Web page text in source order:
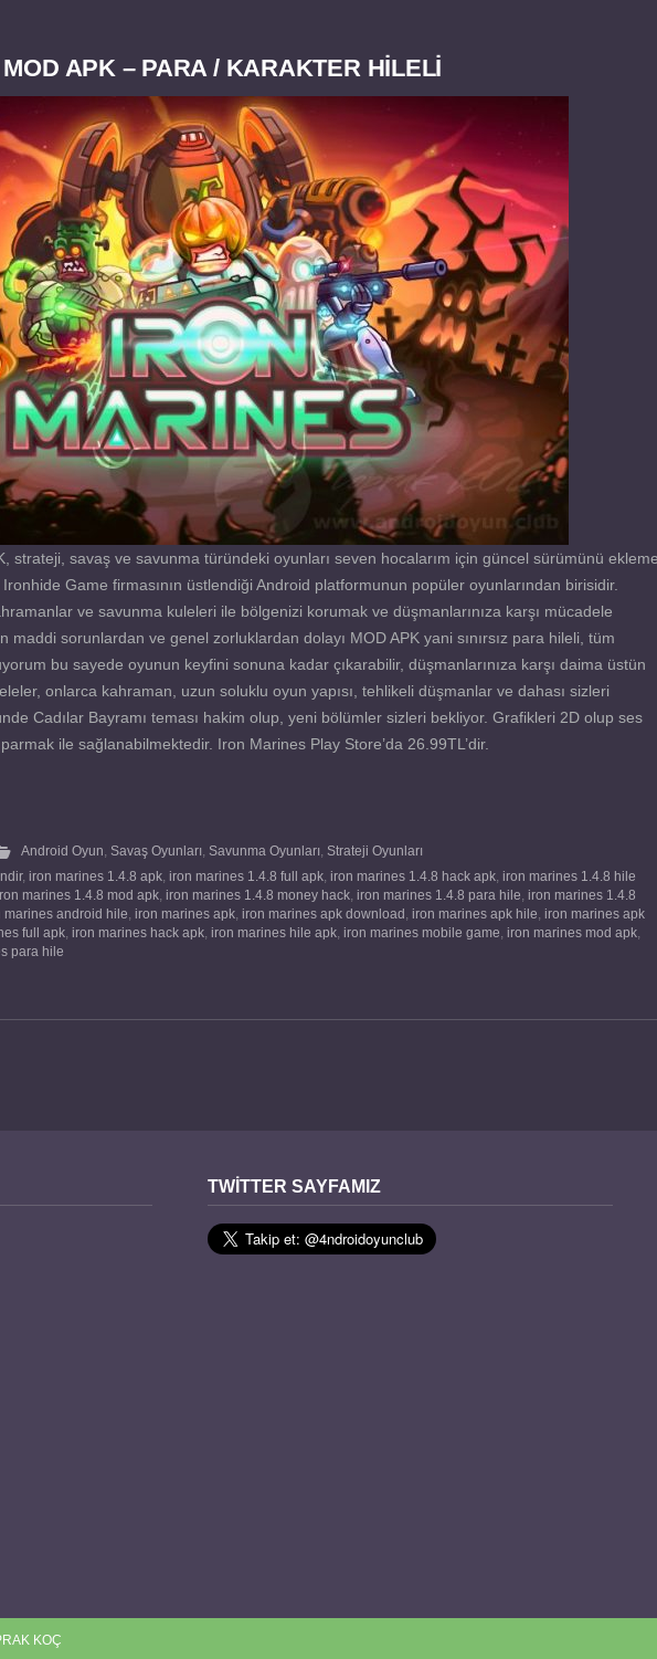
APK – PARA / KARAKTER HİLELİ
strateji, savaş ve savunma türündeki oyunları seven hocalarım için güncel sürümünü
Ironhide Game firmasının üstlendiği Android platformunun popüler oyunlarından birisidir.
ve savunma kuleleri ile bölgenizi korumak ve düşmanlarınıza karşı mücadele
sorunlardan ve genel zorluklardan dolayı MOD APK yani sınırsız para hileli, tüm
bu sayede oyunun keyfini sonuna kadar çıkarabilir, düşmanlarınıza karşı daima üstün
onlarca kahraman, uzun soluklu oyun yapısı, tehlikeli düşmanlar ve dahası sizleri
Cadılar Bayramı teması hakim olup, yeni bölümler sizleri bekliyor. Grafikleri 2D olup ses
ile sağlanabilmektedir. Iron Marines Play Store’da 26.99TL’dir.
Android Oyun, Savaş Oyunları, Savunma Oyunları, Strateji Oyunları
, iron marines 1.4.8 apk, iron marines 1.4.8 full apk, iron marines 1.4.8 hack apk, iron marines 1.4.8 hile
marines 1.4.8 mod apk, iron marines 1.4.8 money hack, iron marines 1.4.8 para hile, iron marines 1.4.8
marines android hile, iron marines apk, iron marines apk download , iron marines apk hile, iron marines apk
full apk, iron marines hack apk, iron marines hile apk, iron marines mobile game, iron marines mod apk,
para hile
TWITTER SAYFAMIZ
KOÇ